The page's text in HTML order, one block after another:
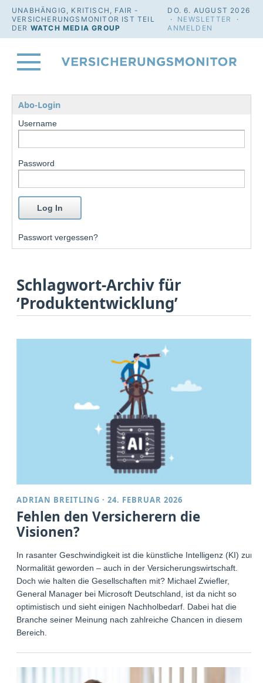
UNABHÄNGIG, KRITISCH, FAIR -
VERSICHERUNGSMONITOR IST TEIL
DER WATCH MEDIA GROUP
DO. 6. AUGUST 2026
· NEWSLETTER
·
ANMELDEN
Abo-Login
Username
Password
Passwort vergessen?
Schlagwort-Archiv für
‘Produktentwicklung’
ADRIAN BREITLING ·24. FEBRUAR 2026
Fehlen den Versicherern die
Visionen?
In rasanter Geschwindigkeit ist die künstliche Intelligenz (KI) zur
Normalität geworden – auch in der Versicherungswirtschaft.
Doch wie halten die Gesellschaften mit? Michael Zwiefler,
General Manager bei Microsoft Deutschland, ist da nicht so
optimistisch und sieht einigen Nachholbedarf. Dabei hat die
Branche seiner Meinung nach zahlreiche Chancen in diesem
Bereich.